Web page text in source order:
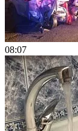
08:07